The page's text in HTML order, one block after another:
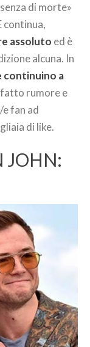
di morte»
continua,
assoluto ed è
alcuna. In
continuino a
fatto rumore e
fan ad
di like.
JOHN: